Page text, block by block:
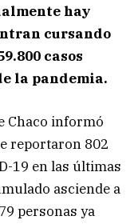
hay
cursando
casos
la pandemia.
Chaco informó
reportaron 802
19 en las últimas
asciende a
personas ya